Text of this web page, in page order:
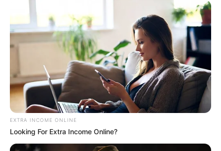
EXTRA INCOME ONLINE
Looking For Extra Income Online?